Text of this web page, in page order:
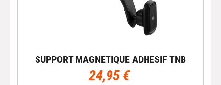
SUPPORT MAGNETIQUE ADHESIF TNB
24,95 €